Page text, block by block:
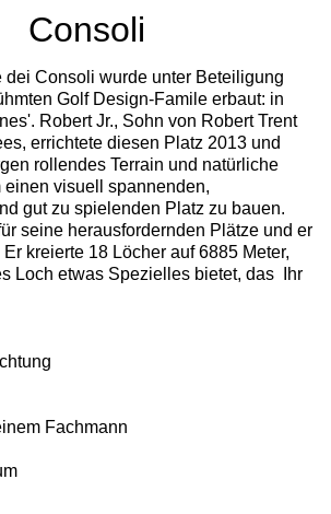
Consoli
dei Consoli wurde unter Beteiligung
Golf Design-Famile erbaut: in
Robert Jr., Sohn von Robert Trent
errichtete diesen Platz 2013 und
rollendes Terrain und natürliche
einen visuell spannenden,
gut zu spielenden Platz zu bauen.
seine herausfordernden Plätze und er
kreierte 18 Löcher auf 6885 Meter,
Loch etwas Spezielles bietet, das Ihr
Fachmann